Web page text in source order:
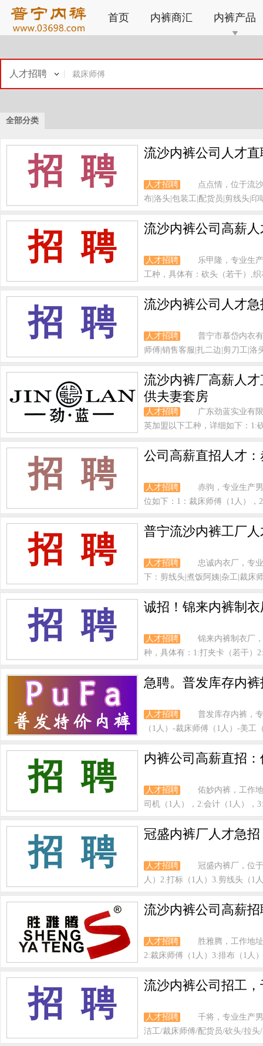
首页 内裤商汇 内裤产品
人才招聘
全部分类
招 聘 流沙内裤公司人才
人才招聘
点点情，位于流
布|洛头|包装工|配货员|剪线头|
招 聘 流沙内裤公司高薪
人才招聘
乐甲隆，专业生
工种，具体有：砍头（若干）,
招 聘 流沙内裤公司人才
人才招聘
普宁市慕岱内衣
师傅|销售客服|扎二边|剪刀工|洛
流沙内裤厂高薪人
供夫妻套房
人才招聘
广东劲蓝实业有
英加盟以下工种，详细如下：1:
招 聘 公司高薪直招人才
人才招聘
赤驹，专业生产
位如下：1：裁床师傅（1人），
招 聘 普宁流沙内裤工厂
人才招聘
忠诚内衣厂，专
下：剪线头|煮饭阿姨|杂工|裁床
招 聘 诚招！锦来内裤制
人才招聘
锦来内裤制衣厂
种，具体有：1:打夹卡（若干）
急聘。普发库存内
人才招聘
普发库存内裤，
（1人）-裁床师傅（1人）-美
招 聘 内裤公司高薪直招
人才招聘
佑妙内裤，工作
司机（1人），2:会计（1人），
招 聘 冠盛内裤厂人才急
人才招聘
冠盛内裤厂，位
人）2.打标（1人）3.剪线头（1
流沙内裤公司高薪
人才招聘
胜雅腾，工作地
2:裁床师傅（1人）3:排布（1人
招 聘 流沙内裤公司招工
人才招聘
千将，专业生产
洁工/裁床师傅/配货员/砍头/拉